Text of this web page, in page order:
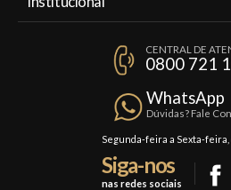
Política de Privacidade
Trocas e Devoluções
Formas de Pagamento
CENTRAL DE
0800 721
WhatsApp
Dúvidas? Fale
Segunda-feira a Sexta-feira,
Siga-nos
nas redes sociais